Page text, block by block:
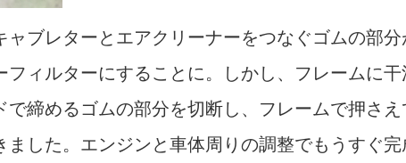
ャブレターとエアクリーナーをつなぐゴムの部
フィルターにすることに。しかし、フレームに
で締めるゴムの部分を切断し、フレームで押さえ
ました。エンジンと車体周りの調整でもうすぐ